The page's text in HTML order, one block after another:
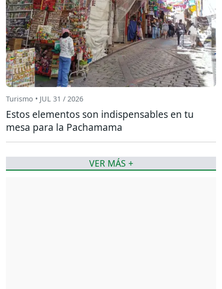
Turismo • JUL 31 / 2026
Estos elementos son indispensables en tu
mesa para la Pachamama
VER MÁS +